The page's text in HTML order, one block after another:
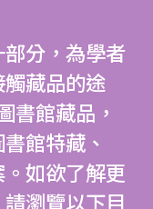
分，為學者
藏品的途
書館藏品，
館特藏、
如欲了解更